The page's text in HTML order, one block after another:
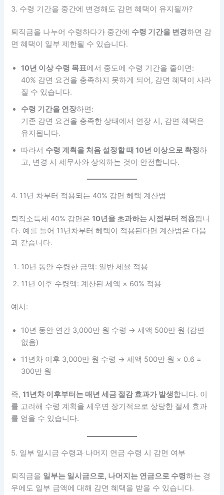
3. 수령 기간을 중간에 변경해도 감면 혜택이 유지될까?
퇴직금을 나누어 수령하다가 중간에 수령 기간을 변경하면 감
면 혜택이 일부 제한될 수 있습니다.
10년 이상 수령 목표에서 중도에 수령 기간을 줄이면:
40% 감면 요건을 충족하지 못하게 되어, 감면 혜택이 사라
질 수 있습니다.
수령 기간을 연장하면:
기존 감면 요건을 충족한 상태에서 연장 시, 감면 혜택은
유지됩니다.
따라서 수령 계획을 처음 설정할 때 10년 이상으로 확정하
고, 변경 시 세무사와 상의하는 것이 안전합니다.
4. 11년 차부터 적용되는 40% 감면 혜택 계산법
퇴직소득세 40% 감면은10년을 초과하는 시점부터 적용됩니
다. 예를 들어 11년차부터 혜택이 적용된다면 계산법은 다음
과 같습니다.
10년 동안 수령한 금액: 일반 세율 적용
11년 이후 수령액: 계산된 세액 × 60% 적용
예시:
10년 동안 연간 3,000만 원 수령 → 세액 500만 원 (감면
없음)
11년차 이후 3,000만 원 수령 → 세액 500만 원 × 0.6 =
300만 원
즉,11년차 이후부터는 매년 세금 절감 효과가 발생합니다. 이
를 고려해 수령 계획을 세우면 장기적으로 상당한 절세 효과
를 얻을 수 있습니다.
5. 일부 일시금 수령과 나머지 연금 수령 시 감면 여부
퇴직금을 일부는 일시금으로, 나머지는 연금으로 수령하는 경
우에도 일부 금액에 대해 감면 혜택을 받을 수 있습니다.